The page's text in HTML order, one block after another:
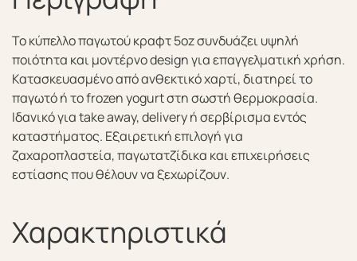
Το κύπελλο παγωτού κραφτ 5oz συνδυάζει υψηλή
ποιότητα και μοντέρνο design για επαγγελματική χρήση.
Κατασκευασμένο από ανθεκτικό χαρτί, διατηρεί το
παγωτό ή το frozen yogurt στη σωστή θερμοκρασία.
Ιδανικό για take away, delivery ή σερβίρισμα εντός
καταστήματος. Εξαιρετική επιλογή για
ζαχαροπλαστεία, παγωτατζίδικα και επιχειρήσεις
εστίασης που θέλουν να ξεχωρίζουν.
Χαρακτηριστικά